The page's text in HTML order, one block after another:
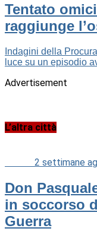
Tentato
raggiunge
Indagini della
luce su un episodio
Advertisement
L’altra città
2 settimane
Don
in soccorso
Guerra